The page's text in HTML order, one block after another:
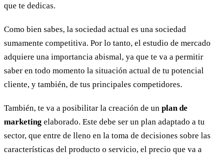
que te dedicas.
Como bien sabes, la sociedad actual es una sociedad
sumamente competitiva. Por lo tanto, el estudio de mercado
adquiere una importancia abismal, ya que te va a permitir
saber en todo momento la situación actual de tu potencial
cliente, y también, de tus principales competidores.
También, te va a posibilitar la creación de un plan de
marketing elaborado. Este debe ser un plan adaptado a tu
sector, que entre de lleno en la toma de decisiones sobre las
características del producto o servicio, el precio que va a